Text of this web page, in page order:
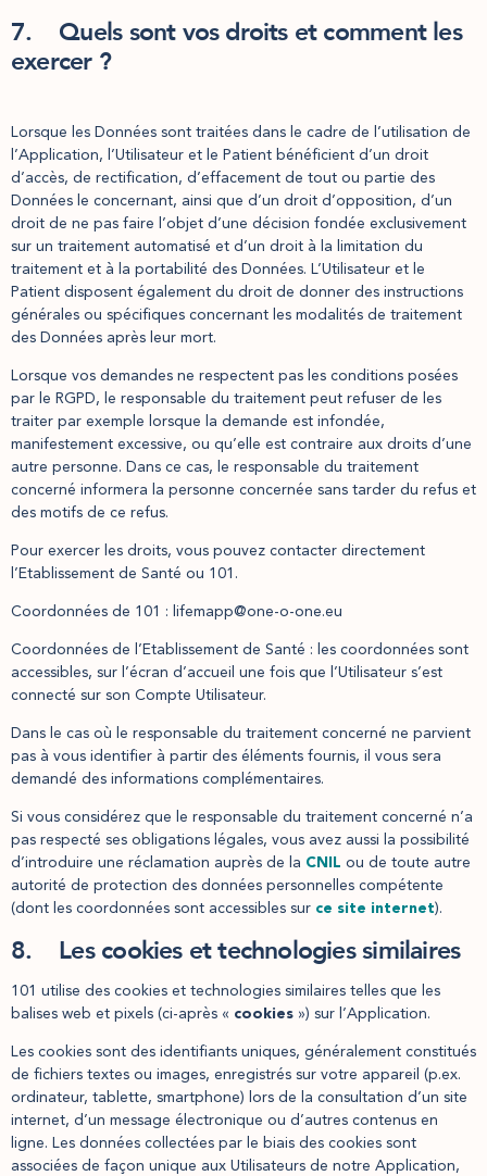
7. Quels sont vos droits et comment les
exercer ?
Lorsque les Données sont traitées dans le cadre de l’utilisation de
l’Application, l’Utilisateur et le Patient bénéficient d’un droit
d’accès, de rectification, d’effacement de tout ou partie des
Données le concernant, ainsi que d’un droit d’opposition, d’un
droit de ne pas faire l’objet d’une décision fondée exclusivement
sur un traitement automatisé et d’un droit à la limitation du
traitement et à la portabilité des Données. L’Utilisateur et le
Patient disposent également du droit de donner des instructions
générales ou spécifiques concernant les modalités de traitement
des Données après leur mort.
Lorsque vos demandes ne respectent pas les conditions posées
par le RGPD, le responsable du traitement peut refuser de les
traiter par exemple lorsque la demande est infondée,
manifestement excessive, ou qu’elle est contraire aux droits d’une
autre personne. Dans ce cas, le responsable du traitement
concerné informera la personne concernée sans tarder du refus et
des motifs de ce refus.
Pour exercer les droits, vous pouvez contacter directement
l’Etablissement de Santé ou 101.
Coordonnées de 101 : lifemapp@one-o-one.eu
Coordonnées de l’Etablissement de Santé : les coordonnées sont
accessibles, sur l’écran d’accueil une fois que l’Utilisateur s’est
connecté sur son Compte Utilisateur.
Dans le cas où le responsable du traitement concerné ne parvient
pas à vous identifier à partir des éléments fournis, il vous sera
demandé des informations complémentaires.
Si vous considérez que le responsable du traitement concerné n’a
pas respecté ses obligations légales, vous avez aussi la possibilité
d’introduire une réclamation auprès de la CNIL ou de toute autre
autorité de protection des données personnelles compétente
(dont les coordonnées sont accessibles sur ce site internet).
8. Les cookies et technologies similaires
101 utilise des cookies et technologies similaires telles que les
balises web et pixels (ci-après « cookies ») sur l’Application.
Les cookies sont des identifiants uniques, généralement constitués
de fichiers textes ou images, enregistrés sur votre appareil (p.ex.
ordinateur, tablette, smartphone) lors de la consultation d’un site
internet, d’un message électronique ou d’autres contenus en
ligne. Les données collectées par le biais des cookies sont
associées de façon unique aux Utilisateurs de notre Application,